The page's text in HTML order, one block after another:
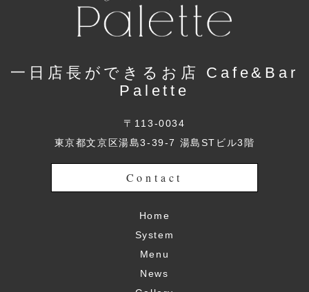
一日店長ができるお店 Cafe&Bar
Palette
〒113-0034
東京都文京区湯島3-39-7 湯島STビル3階
Contact
Home
System
Menu
News